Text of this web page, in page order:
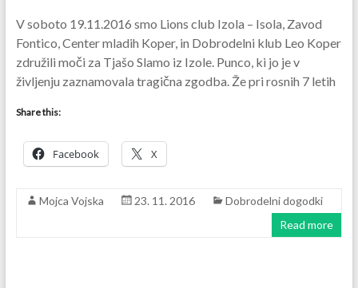
V soboto 19.11.2016 smo Lions club Izola – Isola, Zavod
Fontico, Center mladih Koper, in Dobrodelni klub Leo Koper
združili moči za Tjašo Slamo iz Izole. Punco, ki jo je v
življenju zaznamovala tragična zgodba. Že pri rosnih 7 letih
Share this:
Facebook X
Mojca Vojska 23. 11. 2016
Dobrodelni dogodki
Read more